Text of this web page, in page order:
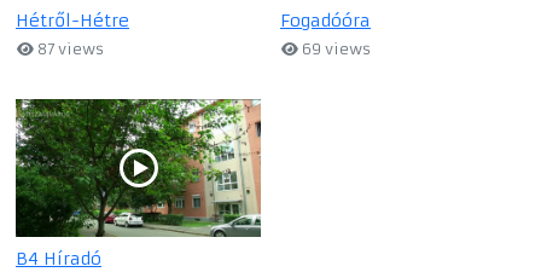
Hétről-Hétre
87 views
Fogadóóra
69 views
B4 Híradó